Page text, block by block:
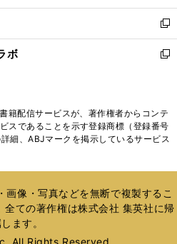
開
く
ウ
で
開
く
ン
ド
ウ
で
ウ
ィ
ン
ド
く
新
し
い
ド
ウ
で
ボ
新
ィ
ン
ド
開
く
籍配信サービスが、著作権者からコンテ
スであることを示す登録商標（登録番号
細、ABJマークを掲示しているサービス
画像・写真などを無断で複製するこ
全ての著作権は株式会社 集英社に帰
ます。